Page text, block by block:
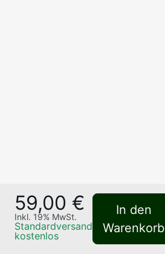
59,00 €
Inkl. 19% MwSt.
Standardversand
kostenlos
In den
Warenkorb